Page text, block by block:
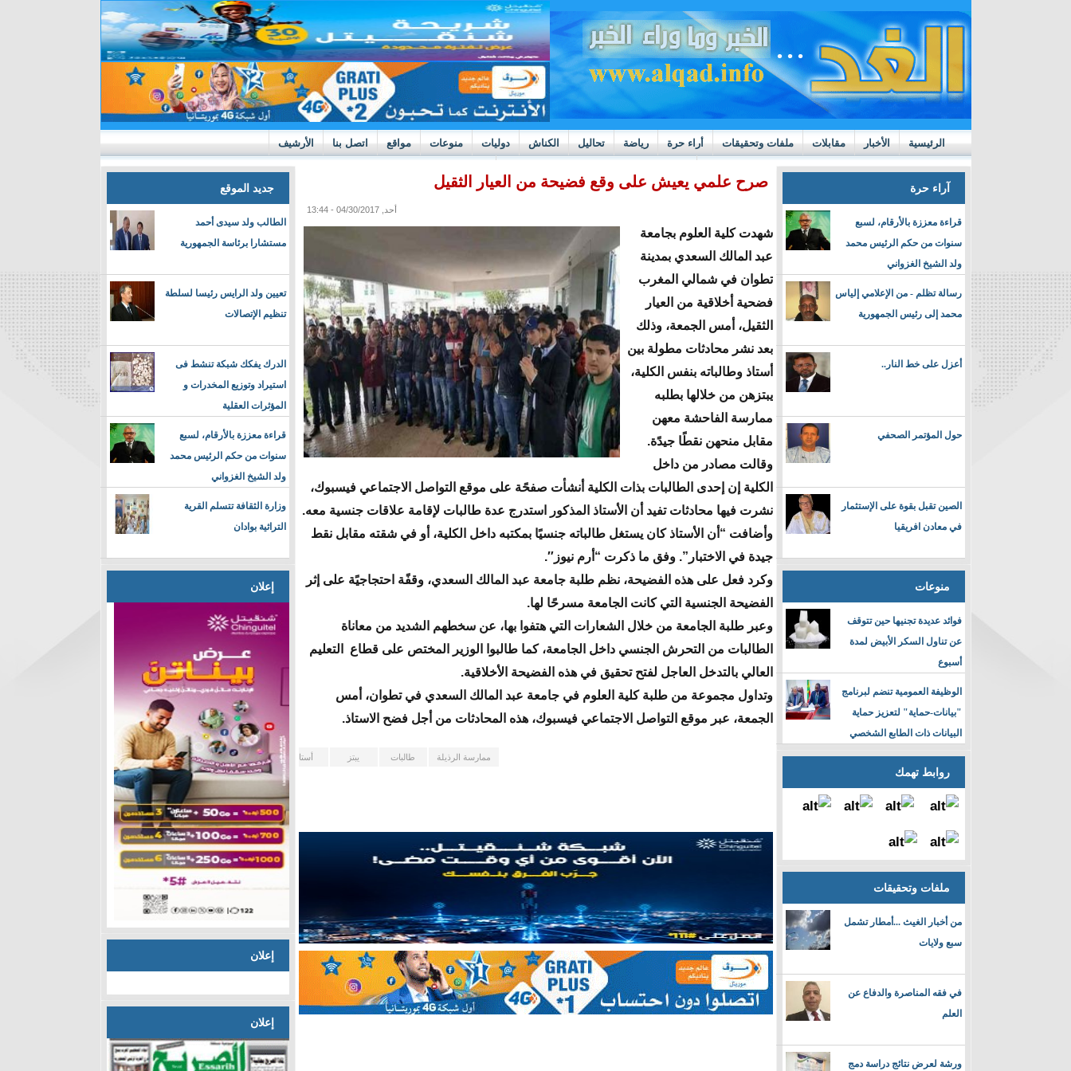
الرئيسية الأخبار مقابلات ملفات وتحقيقات أراء حرة رياضة تحاليل الكناش دوليات منوعات مواقع اتصل بنا الأرشيف
https://m.youtube.com/watch?v=GN10qW4W4hQ
آراء حرة
قراءة معززة بالأرقام، لسبع
سنوات من حكم الرئيس محمد
ولد الشيخ الغزواني
رسالة تظلم - من الإعلامي إلياس
محمد إلى رئيس الجمهورية
أعزل على خط النار..
حول المؤتمر الصحفي
الصين تقبل بقوة على الإستثمار
في معادن افريقيا
منوعات
فوائد عديدة تجنيها حين تتوقف
عن تناول السكر الأبيض لمدة
أسبوع
الوظيفة العمومية تنضم لبرنامج
"بيانات-حماية" لتعزيز حماية
البيانات ذات الطابع الشخصي
روابط تهمك
ملفات وتحقيقات
من أخبار الغيث ...أمطار تشمل
سبع ولايات
في فقه المناصرة والدفاع عن
العلم
ورشة لعرض نتائج دراسة دمج
صرح علمي يعيش على وقع فضيحة من العيار الثقيل
أحد, 04/30/2017 - 13:44
شهدت كلية العلوم بجامعة
عبد المالك السعدي بمدينة
تطوان في شمالي المغرب
فضحية أخلاقية من العيار
الثقيل، أمس الجمعة، وذلك
بعد نشر محادثات مطولة بين
أستاذ وطالباته بنفس الكلية،
يبتزهن من خلالها بطلبه
ممارسة الفاحشة معهن
مقابل منحهن نقطًا جيدًة.
وقالت مصادر من داخل
الكلية إن إحدى الطالبات بذات الكلية أنشأت صفحًة على موقع التواصل الاجتماعي فيسبوك،
نشرت فيها محادثات تفيد أن الأستاذ المذكور استدرج عدة طالبات لإقامة علاقات جنسية معه.
وأضافت “أن الأستاذ كان يستغل طالباته جنسيًا بمكتبه داخل الكلية، أو في شقته مقابل نقط
جيدة في الاختبار”. وفق ما ذكرت “أرم نيوز″.
وكرد فعل على هذه الفضيحة، نظم طلبة جامعة عبد المالك السعدي، وقفًة احتجاجيًة على إثر
الفضيحة الجنسية التي كانت الجامعة مسرحًا لها.
وعبر طلبة الجامعة من خلال الشعارات التي هتفوا بها، عن سخطهم الشديد من معاناة
الطالبات من التحرش الجنسي داخل الجامعة، كما طالبوا الوزير المختص على قطاع التعليم
العالي بالتدخل العاجل لفتح تحقيق في هذه الفضيحة الأخلاقية.
وتداول مجموعة من طلبة كلية العلوم في جامعة عبد المالك السعدي في تطوان، أمس
الجمعة، عبر موقع التواصل الاجتماعي فيسبوك، هذه المحادثات من أجل فضح الاستاذ.
أستاذ يبتز طالبات ممارسة الرذيلة
جديد الموقع
الطالب ولد سيدى أحمد
مستشارا برئاسة الجمهورية
تعيين ولد الرايس رئيسا لسلطة
تنظيم الإتصالات
الدرك يفكك شبكة تنشط فى
استيراد وتوزيع المخدرات و
المؤثرات العقلية
قراءة معززة بالأرقام، لسبع
سنوات من حكم الرئيس محمد
ولد الشيخ الغزواني
وزارة الثقافة تتسلم القرية
التراثية بوادان
إعلان
إعلان
إعلان